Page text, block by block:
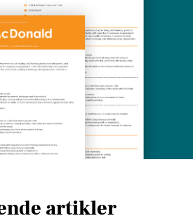
artikler